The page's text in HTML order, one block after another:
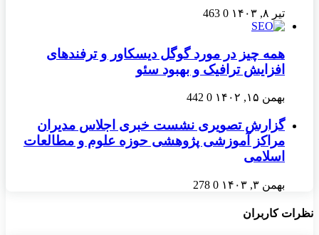
تیر ۸, ۱۴۰۳ 0
463
همه چیز در مورد گوگل دیسکاور و ترفندهای
افزایش ترافیک و بهبود سئو
بهمن ۱۵, ۱۴۰۲ 0
442
گزارش تصویری نشست خبری اجلاس مدیران
مراکز آموزشی پژوهشی حوزه علوم و مطالعات
اسلامی
بهمن ۳, ۱۴۰۳ 0
278
نظرات کاربران